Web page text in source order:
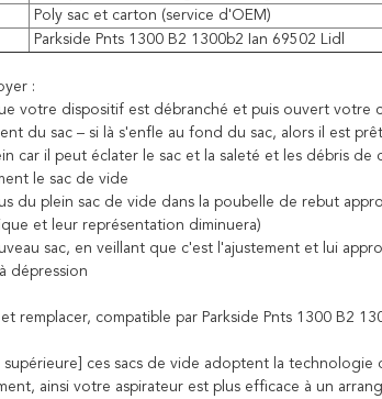
Poly sac et carton (service d'OEM)
Parkside Pnts 1300 B2 1300b2 Ian 69502 Lidl
:
votre dispositif est débranché et puis ouvert votre
du sac – si là s'enfle au fond du sac, alors il est
car il peut éclater le sac et la saleté et les débris de
le sac de vide
du plein sac de vide dans la poubelle de rebut
et leur représentation diminuera)
sac, en veillant que c'est l'ajustement et lui
dépression
remplacer, compatible par Parkside Pnts 1300 B2
supérieure] ces sacs de vide adoptent la
ainsi votre aspirateur est plus efficace à un